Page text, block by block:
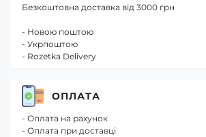
Безкоштовна доставка від 3000 грн
- Новою поштою
- Укрпоштою
- Rozetka Delivery
ОПЛАТА
- Оплата на рахунок
- Оплата при доставці